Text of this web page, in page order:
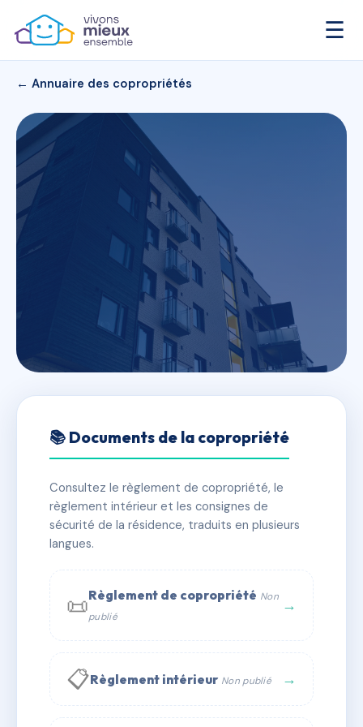
☰
← Annuaire des copropriétés
32 RUE JEAN MOULIN
✓ Immatriculée 🏠 50 lots 🏗 3 bâtiment(s)
📞 Contacter Syndic Digital
📚 Documents de la copropriété
Consultez le règlement de copropriété, le
règlement intérieur et les consignes de
sécurité de la résidence, traduits en plusieurs
langues.
📜Règlement de copropriété Non
publié
→
📋Règlement intérieur Non publié →